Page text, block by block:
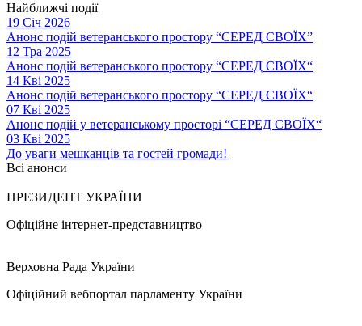
Найближчі події
19 Січ 2026
Анонс подій ветеранського простору “СЕРЕД СВОЇХ”
12 Тра 2025
Анонс подій ветеранського простору “СЕРЕД СВОЇХ“
14 Кві 2025
Анонс подій ветеранського простору “СЕРЕД СВОЇХ“
07 Кві 2025
Анонс подій у ветеранському просторі “СЕРЕД СВОЇХ“
03 Кві 2025
До уваги мешканців та гостей громади!
Всі анонси
ПРЕЗИДЕНТ УКРАЇНИ
Офіційне інтернет-представництво
Верховна Рада України
Офіційний вебпортал парламенту України